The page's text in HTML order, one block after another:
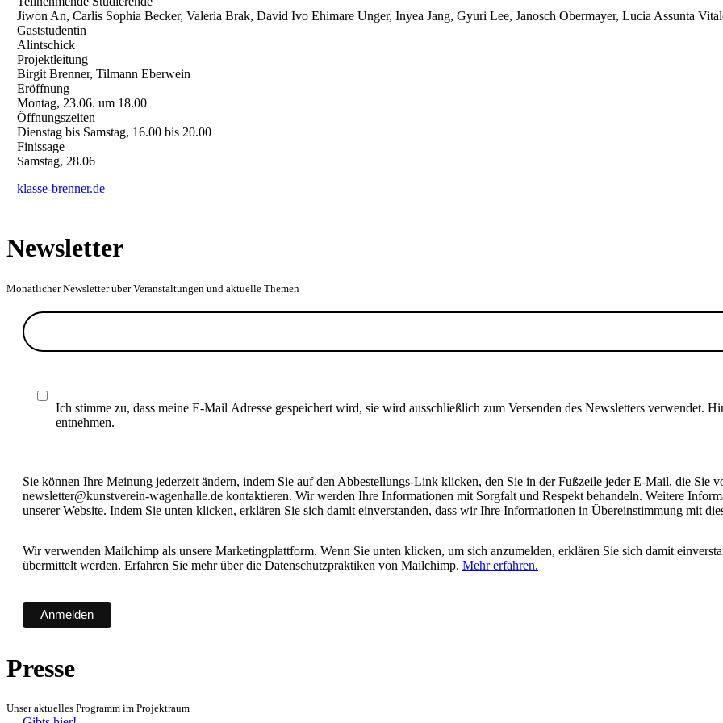
Jiwon An, Carlis Sophia Becker, Valeria Brak, David Ivo Ehimare Unger, Inyea Jang, Gyuri Lee, Janosch Obermayer, Lucia Assunta
Gaststudentin
Alintschick
Projektleitung
Birgit Brenner, Tilmann Eberwein
Eröffnung
Montag, 23.06. um 18.00
Öffnungszeiten
Dienstag bis Samstag, 16.00 bis 20.00
Finissage
Samstag, 28.06
klasse-brenner.de
Newsletter
Monatlicher Newsletter über Veranstaltungen und aktuelle Themen
Ich stimme zu, dass meine E-Mail Adresse gespeichert wird, sie wird ausschließlich zum Versenden des Newsletters verwendet.
entnehmen.
Sie können Ihre Meinung jederzeit ändern, indem Sie auf den Abbestellungs-Link klicken, den Sie in der Fußzeile jeder E-Mail, die Sie
newsletter@kunstverein-wagenhalle.de kontaktieren. Wir werden Ihre Informationen mit Sorgfalt und Respekt behandeln. Weitere
unserer Website. Indem Sie unten klicken, erklären Sie sich damit einverstanden, dass wir Ihre Informationen in Übereinstimmung mit
Wir verwenden Mailchimp als unsere Marketingplattform. Wenn Sie unten klicken, um sich anzumelden, erklären Sie sich damit
übermittelt werden. Erfahren Sie mehr über die Datenschutzpraktiken von Mailchimp. Mehr erfahren.
Presse
Unser aktuelles Programm im Projektraum